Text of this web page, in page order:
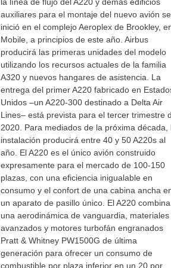
auxiliares para el montaje del nuevo avión se
inició en el complejo Aeroplex de Brookley,
Mobile, a principios de este año. Airbus
producirá las primeras unidades del modelo
utilizando los recursos actuales de la familia
A320 y nuevos hangares de asistencia. La
entrega del primer A220 fabricado en
Unidos –un A220-300 destinado a Delta Air
Lines– está prevista para el tercer trimestre
2020. Para mediados de la próxima década,
instalación producirá entre 40 y 50 A220s al
año. El A220 es el único avión construido
expresamente para el mercado de 100-150
plazas, con una eficiencia inigualable en
consumo y el confort de una cabina ancha
un aparato de pasillo único. El A220 combina
una aerodinámica de vanguardia, materiales
avanzados y motores turbofán engranados
Pratt & Whitney PW1500G de última
generación para ofrecer un consumo de
combustible por plaza inferior en un 20 por